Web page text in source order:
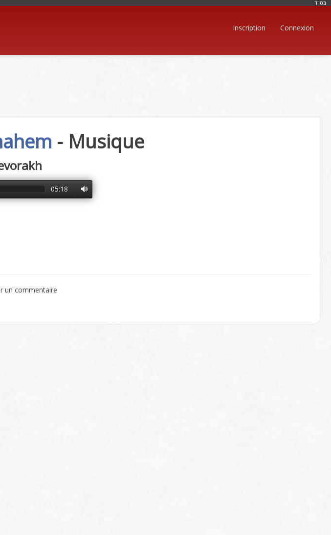
בּס"ד
Inscription Connexion
- Musique
05:18
un commentaire